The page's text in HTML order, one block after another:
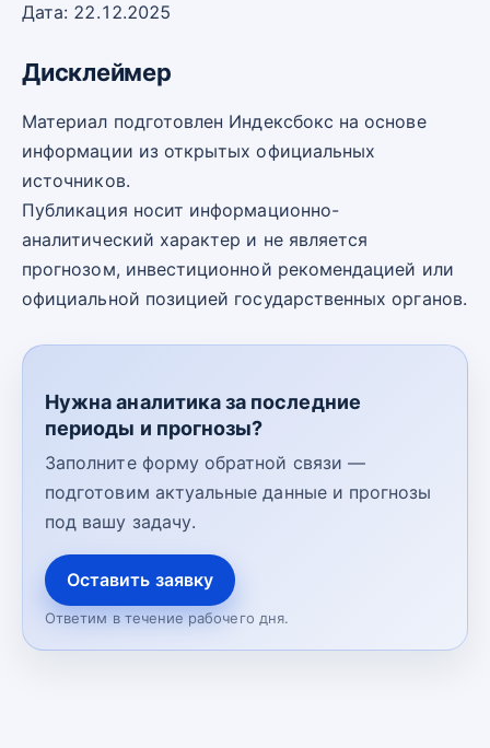
Дата: 22.12.2025
Дисклеймер
Материал подготовлен Индексбокс на основе
информации из открытых официальных
источников.
Публикация носит информационно-
аналитический характер и не является
прогнозом, инвестиционной рекомендацией или
официальной позицией государственных органов.
Нужна аналитика за последние
периоды и прогнозы?
Заполните форму обратной связи —
подготовим актуальные данные и прогнозы
под вашу задачу.
Оставить заявку
Ответим в течение рабочего дня.